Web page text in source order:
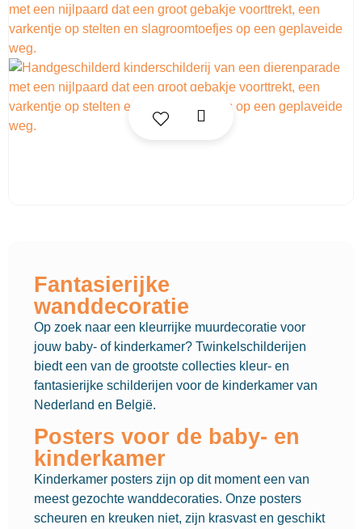
Fantasierijke
wanddecoratie
Op zoek naar een kleurrijke muurdecoratie voor
jouw baby- of kinderkamer? Twinkelschilderijen
biedt een van de grootste collecties kleur- en
fantasierijke schilderijen voor de kinderkamer van
Nederland en België.
Posters voor de baby- en
kinderkamer
Kinderkamer posters zijn op dit moment een van
meest gezochte wanddecoraties. Onze posters
scheuren en kreuken niet, zijn krasvast en geschikt